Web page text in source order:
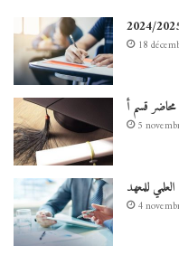
18
محاضر قسم أ
5
للمعهد
4